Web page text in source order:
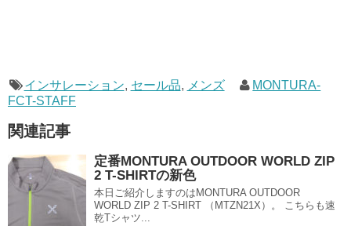
インサレーション, セール品, メンズ
MONTURA-
FCT-STAFF
関連記事
定番MONTURA OUTDOOR WORLD ZIP
2 T-SHIRTの新色
本日ご紹介しますのはMONTURA OUTDOOR
WORLD ZIP 2 T-SHIRT （MTZN21X）。 こちらも速
乾Tシャツ...